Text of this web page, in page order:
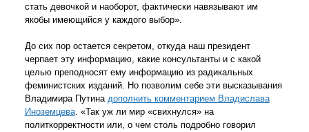
стать девочкой и наоборот, фактически навязывают им
якобы имеющийся у каждого выбор».
До сих пор остается секретом, откуда наш президент
черпает эту информацию, какие консультанты и с какой
целью преподносят ему информацию из радикальных
феминистских изданий. Но позволим себе эти высказывания
Владимира Путина дополнить комментарием Владислава
Иноземцева. «Так уж ли мир «свихнулся» на
политкорректности или, о чем столь подробно говорил